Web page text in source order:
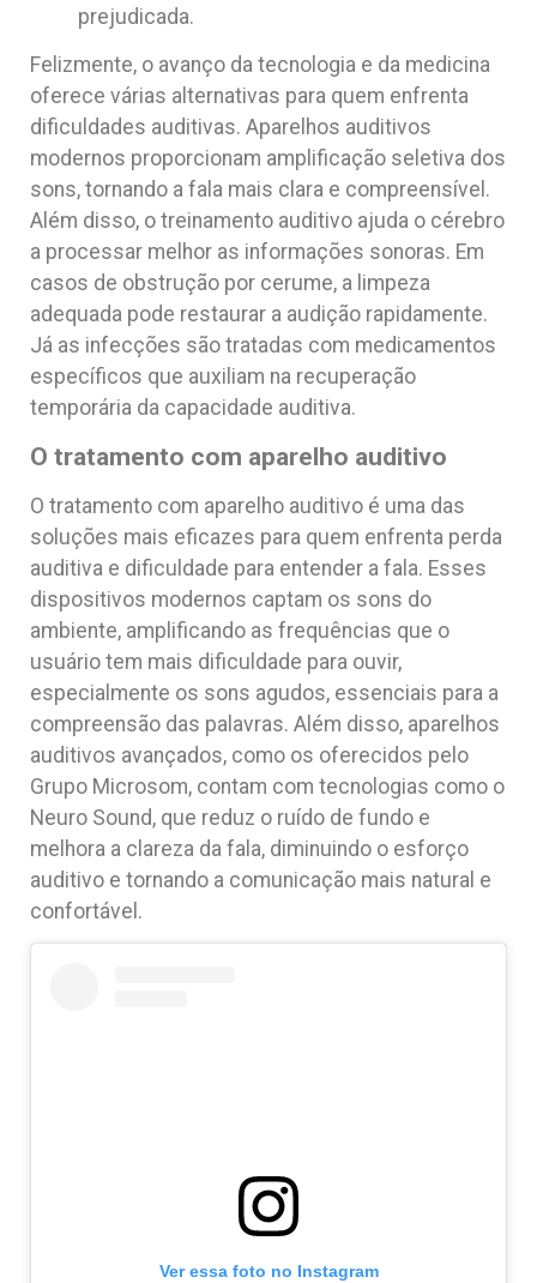
prejudicada.
Felizmente, o avanço da tecnologia e da medicina
oferece várias alternativas para quem enfrenta
dificuldades auditivas. Aparelhos auditivos
modernos proporcionam amplificação seletiva dos
sons, tornando a fala mais clara e compreensível.
Além disso, o treinamento auditivo ajuda o cérebro
a processar melhor as informações sonoras. Em
casos de obstrução por cerume, a limpeza
adequada pode restaurar a audição rapidamente.
Já as infecções são tratadas com medicamentos
específicos que auxiliam na recuperação
temporária da capacidade auditiva.
O tratamento com aparelho auditivo
O tratamento com aparelho auditivo é uma das
soluções mais eficazes para quem enfrenta perda
auditiva e dificuldade para entender a fala. Esses
dispositivos modernos captam os sons do
ambiente, amplificando as frequências que o
usuário tem mais dificuldade para ouvir,
especialmente os sons agudos, essenciais para a
compreensão das palavras. Além disso, aparelhos
auditivos avançados, como os oferecidos pelo
Grupo Microsom, contam com tecnologias como o
Neuro Sound, que reduz o ruído de fundo e
melhora a clareza da fala, diminuindo o esforço
auditivo e tornando a comunicação mais natural e
confortável.
Ver essa foto no Instagram